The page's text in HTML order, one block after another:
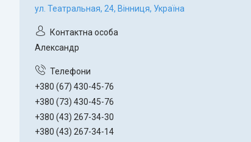
ул. Театральная, 24, Вінниця, Україна
Александр
+380 (67) 430-45-76
+380 (73) 430-45-76
+380 (43) 267-34-30
+380 (43) 267-34-14